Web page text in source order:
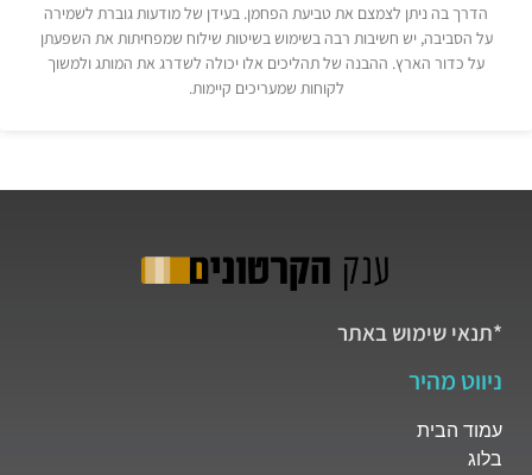
הדרך בה ניתן לצמצם את טביעת הפחמן. בעידן של מודעות גוברת לשמירה
על הסביבה, יש חשיבות רבה בשימוש בשיטות שילוח שמפחיתות את השפעתן
על כדור הארץ. ההבנה של תהליכים אלו יכולה לשדרג את המותג ולמשוך
לקוחות שמעריכים קיימות.
*תנאי שימוש באתר
ניווט מהיר
עמוד הבית
בלוג